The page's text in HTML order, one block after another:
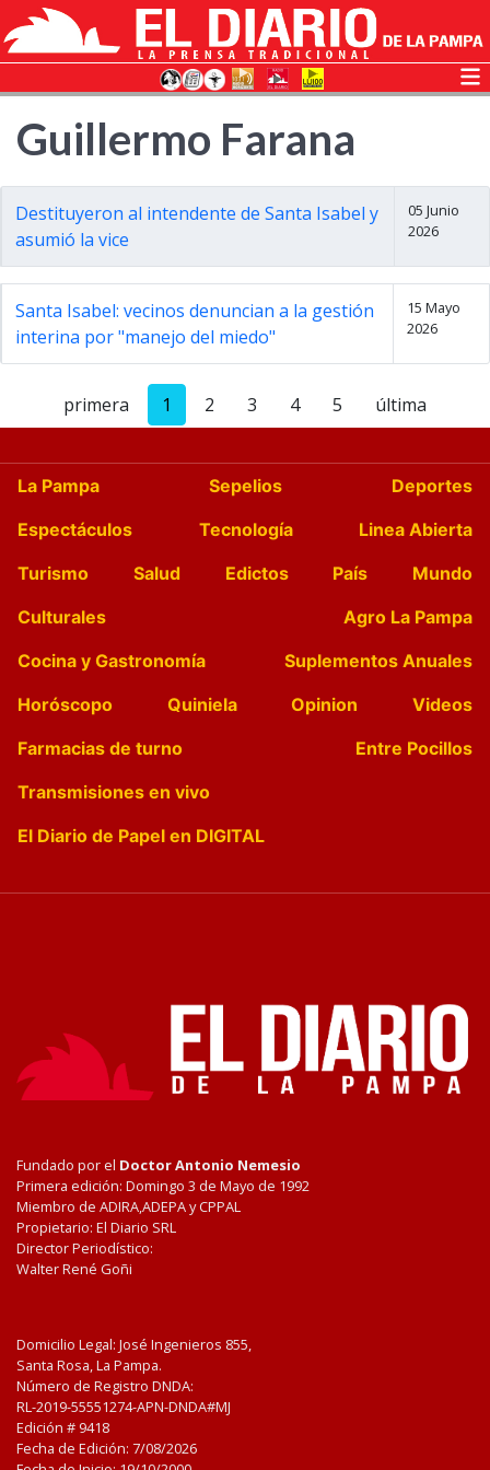
Guillermo Farana
Destituyeron al intendente de Santa Isabel y
asumió la vice
05 Junio
2026
Santa Isabel: vecinos denuncian a la gestión
interina por "manejo del miedo"
15 Mayo
2026
primera 1 2 3 4 5 última
La Pampa Sepelios
Deportes
Espectáculos
Tecnología
Linea Abierta
Turismo
Salud Edictos País
Mundo
Culturales
Agro La Pampa
Cocina y Gastronomía
Suplementos Anuales
Horóscopo
Quiniela Opinion
Videos
Farmacias de turno
Entre Pocillos
Transmisiones en vivo
El Diario de Papel en DIGITAL
Fundado por el Doctor Antonio Nemesio
Primera edición: Domingo 3 de Mayo de 1992
Miembro de ADIRA,ADEPA y CPPAL
Propietario: El Diario SRL
Director Periodístico:
Walter René Goñi
Domicilio Legal: José Ingenieros 855,
Santa Rosa, La Pampa.
Número de Registro DNDA:
RL-2019-55551274-APN-DNDA#MJ
Edición # 9418
Fecha de Edición: 7/08/2026